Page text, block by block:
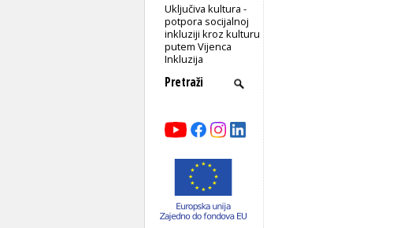
Uključiva kultura -
potpora socijalnoj
inkluziji kroz kulturu
putem Vijenca
Inkluzija